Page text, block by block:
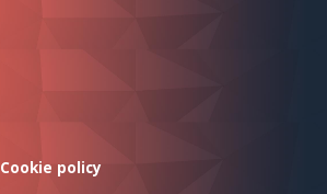
Cookie policy